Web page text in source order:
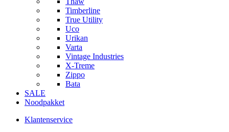
Timberline
True Utility
Uco
Urikan
Varta
Vintage Industries
X-Treme
Zippo
Bata
SALE
Noodpakket
Klantenservice